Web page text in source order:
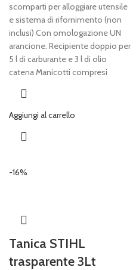
era:
€ 58,00.
è:
€ 46,00.
scomparti per alloggiare utensile
e sistema di rifornimento (non
inclusi) Con omologazione UN
arancione. Recipiente doppio per
5 l di carburante e 3 l di olio
catena Manicotti compresi
Aggiungi al carrello
-16%
Tanica STIHL
trasparente 3Lt